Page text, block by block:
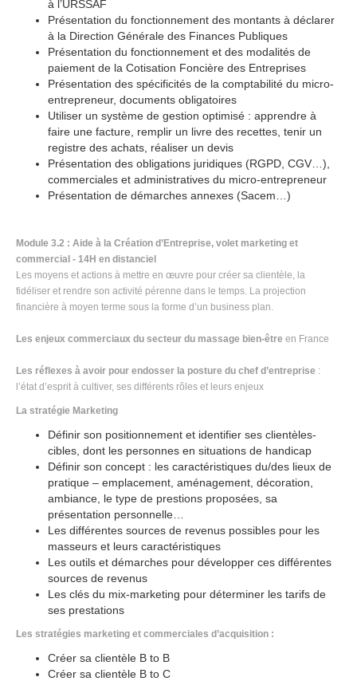
à l’URSSAF
Présentation du fonctionnement des montants à déclarer
à la Direction Générale des Finances Publiques
Présentation du fonctionnement et des modalités de
paiement de la Cotisation Foncière des Entreprises
Présentation des spécificités de la comptabilité du micro-
entrepreneur, documents obligatoires
Utiliser un système de gestion optimisé : apprendre à
faire une facture, remplir un livre des recettes, tenir un
registre des achats, réaliser un devis
Présentation des obligations juridiques (RGPD, CGV…),
commerciales et administratives du micro-entrepreneur
Présentation de démarches annexes (Sacem…)
Module 3.2 : Aide à la Création d’Entreprise, volet marketing et
commercial - 14H en distanciel
Les moyens et actions à mettre en œuvre pour créer sa clientèle, la
fidéliser et rendre son activité pérenne dans le temps. La projection
financière à moyen terme sous la forme d’un business plan.
Les enjeux commerciaux du secteur du massage bien-être en France
Les réflexes à avoir pour endosser la posture du chef d’entreprise :
l’état d’esprit à cultiver, ses différents rôles et leurs enjeux
La stratégie Marketing
Définir son positionnement et identifier ses clientèles-
cibles, dont les personnes en situations de handicap
Définir son concept : les caractéristiques du/des lieux de
pratique – emplacement, aménagement, décoration,
ambiance, le type de prestions proposées, sa
présentation personnelle…
Les différentes sources de revenus possibles pour les
masseurs et leurs caractéristiques
Les outils et démarches pour développer ces différentes
sources de revenus
Les clés du mix-marketing pour déterminer les tarifs de
ses prestations
Les stratégies marketing et commerciales d’acquisition :
Créer sa clientèle B to B
Créer sa clientèle B to C